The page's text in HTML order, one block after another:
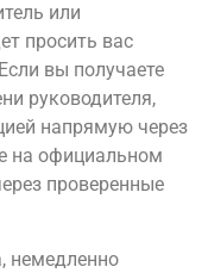
или
просить вас
вы получаете
руководителя,
напрямую через
на официальном
проверенные
немедленно